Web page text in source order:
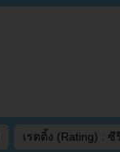
เรตติ้ง (Rating) : ซี